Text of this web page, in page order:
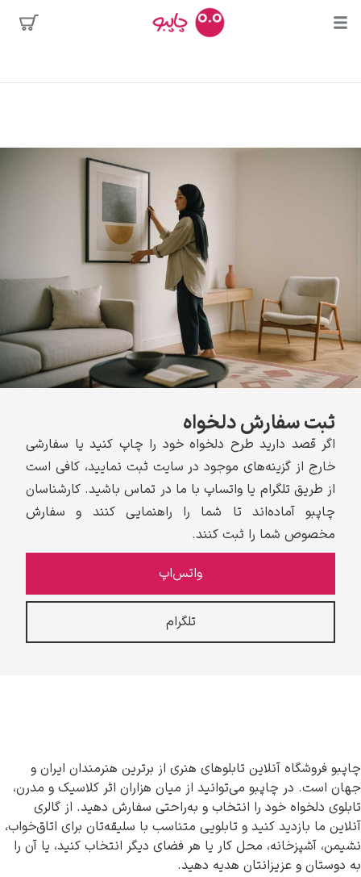
جستجوها
تابلو بوسه
ونسان ون گوگ
گوستاو کلیمت
ادوارد هاپر
ثبت سفارش دلخواه
اگر قصد دارید طرح دلخواه خود را چاپ کنید یا سفارشی
خارج از گزینه‌های موجود در سایت ثبت نمایید، کافی است
از طریق تلگرام یا واتساپ با ما در تماس باشید. کارشناسان
چاپبو آماده‌اند تا شما را راهنمایی کنند و سفارش
مخصوص شما را ثبت کنند.
واتس‌اپ
تلگرام
چاپبو فروشگاه آنلاین تابلوهای هنری از برترین هنرمندان ایران و
جهان است. در چاپبو می‌توانید از میان هزاران اثر کلاسیک و مدرن،
تابلوی دلخواه خود را انتخاب و به‌راحتی سفارش دهید. از گالری
آنلاین ما بازدید کنید و تابلویی متناسب با سلیقه‌تان برای اتاق‌خواب،
نشیمن، آشپزخانه، محل کار یا هر فضای دیگر انتخاب کنید، یا آن را
به دوستان و عزیزانتان هدیه دهید.